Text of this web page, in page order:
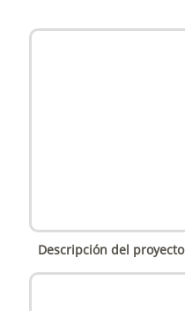
Descripción del proyecto